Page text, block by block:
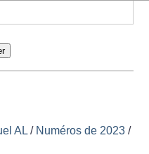
AL / Numéros de 2023 /